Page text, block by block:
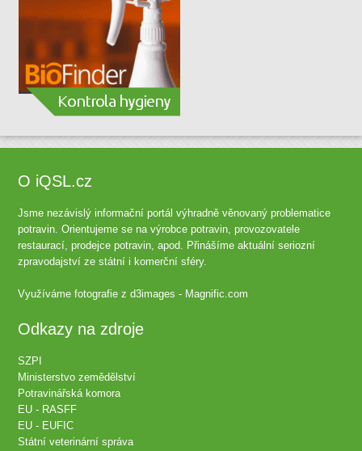
O iQSL.cz
Jsme nezávislý informační portál výhradně věnovaný problematice
potravin. Orientujeme se na výrobce potravin, provozovatele
restaurací, prodejce potravin, apod. Přinášíme aktuální seriozní
zpravodajství ze státní i komerční sféry.
Využíváme fotografie zd3images - Magnific.com
Odkazy na zdroje
SZPI
Ministerstvo zemědělství
Potravinářská komora
EU - RASFF
EU - EUFIC
Státní veterinární správa